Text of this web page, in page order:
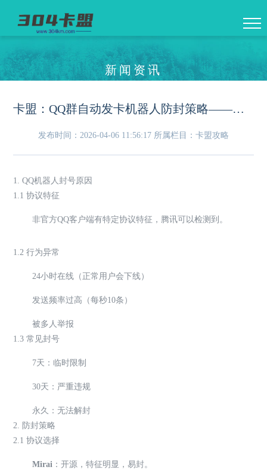
新闻资讯
卡盟：QQ群自动发卡机器人防封策略——协议选择与行为模拟
发布时间：2026-04-06 11:56:17 所属栏目：卡盟攻略
1. QQ机器人封号原因
1.1 协议特征
非官方QQ客户端有特定协议特征，腾讯可以检测到。
1.2 行为异常
24小时在线（正常用户会下线）
发送频率过高（每秒10条）
被多人举报
1.3 常见封号
7天：临时限制
30天：严重违规
永久：无法解封
2. 防封策略
2.1 协议选择
Mirai ：开源，特征明显，易封。